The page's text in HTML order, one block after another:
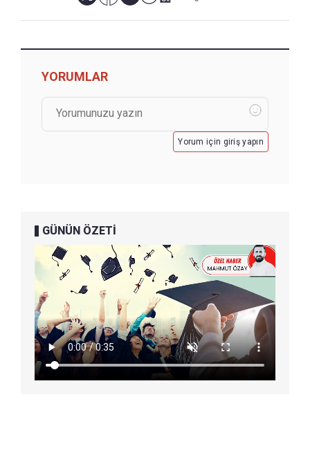
YORUMLAR
Yorum için giriş yapın
GÜNÜN ÖZETİ